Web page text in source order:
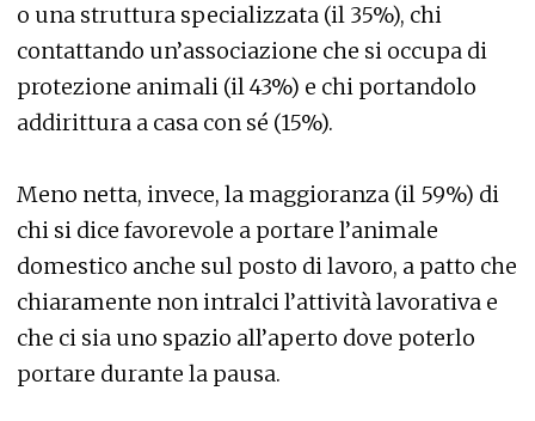
o una struttura specializzata (il 35%), chi
contattando un’associazione che si occupa di
protezione animali (il 43%) e chi portandolo
addirittura a casa con sé (15%).
Meno netta, invece, la maggioranza (il 59%) di
chi si dice favorevole a portare l’animale
domestico anche sul posto di lavoro, a patto che
chiaramente non intralci l’attività lavorativa e
che ci sia uno spazio all’aperto dove poterlo
portare durante la pausa.